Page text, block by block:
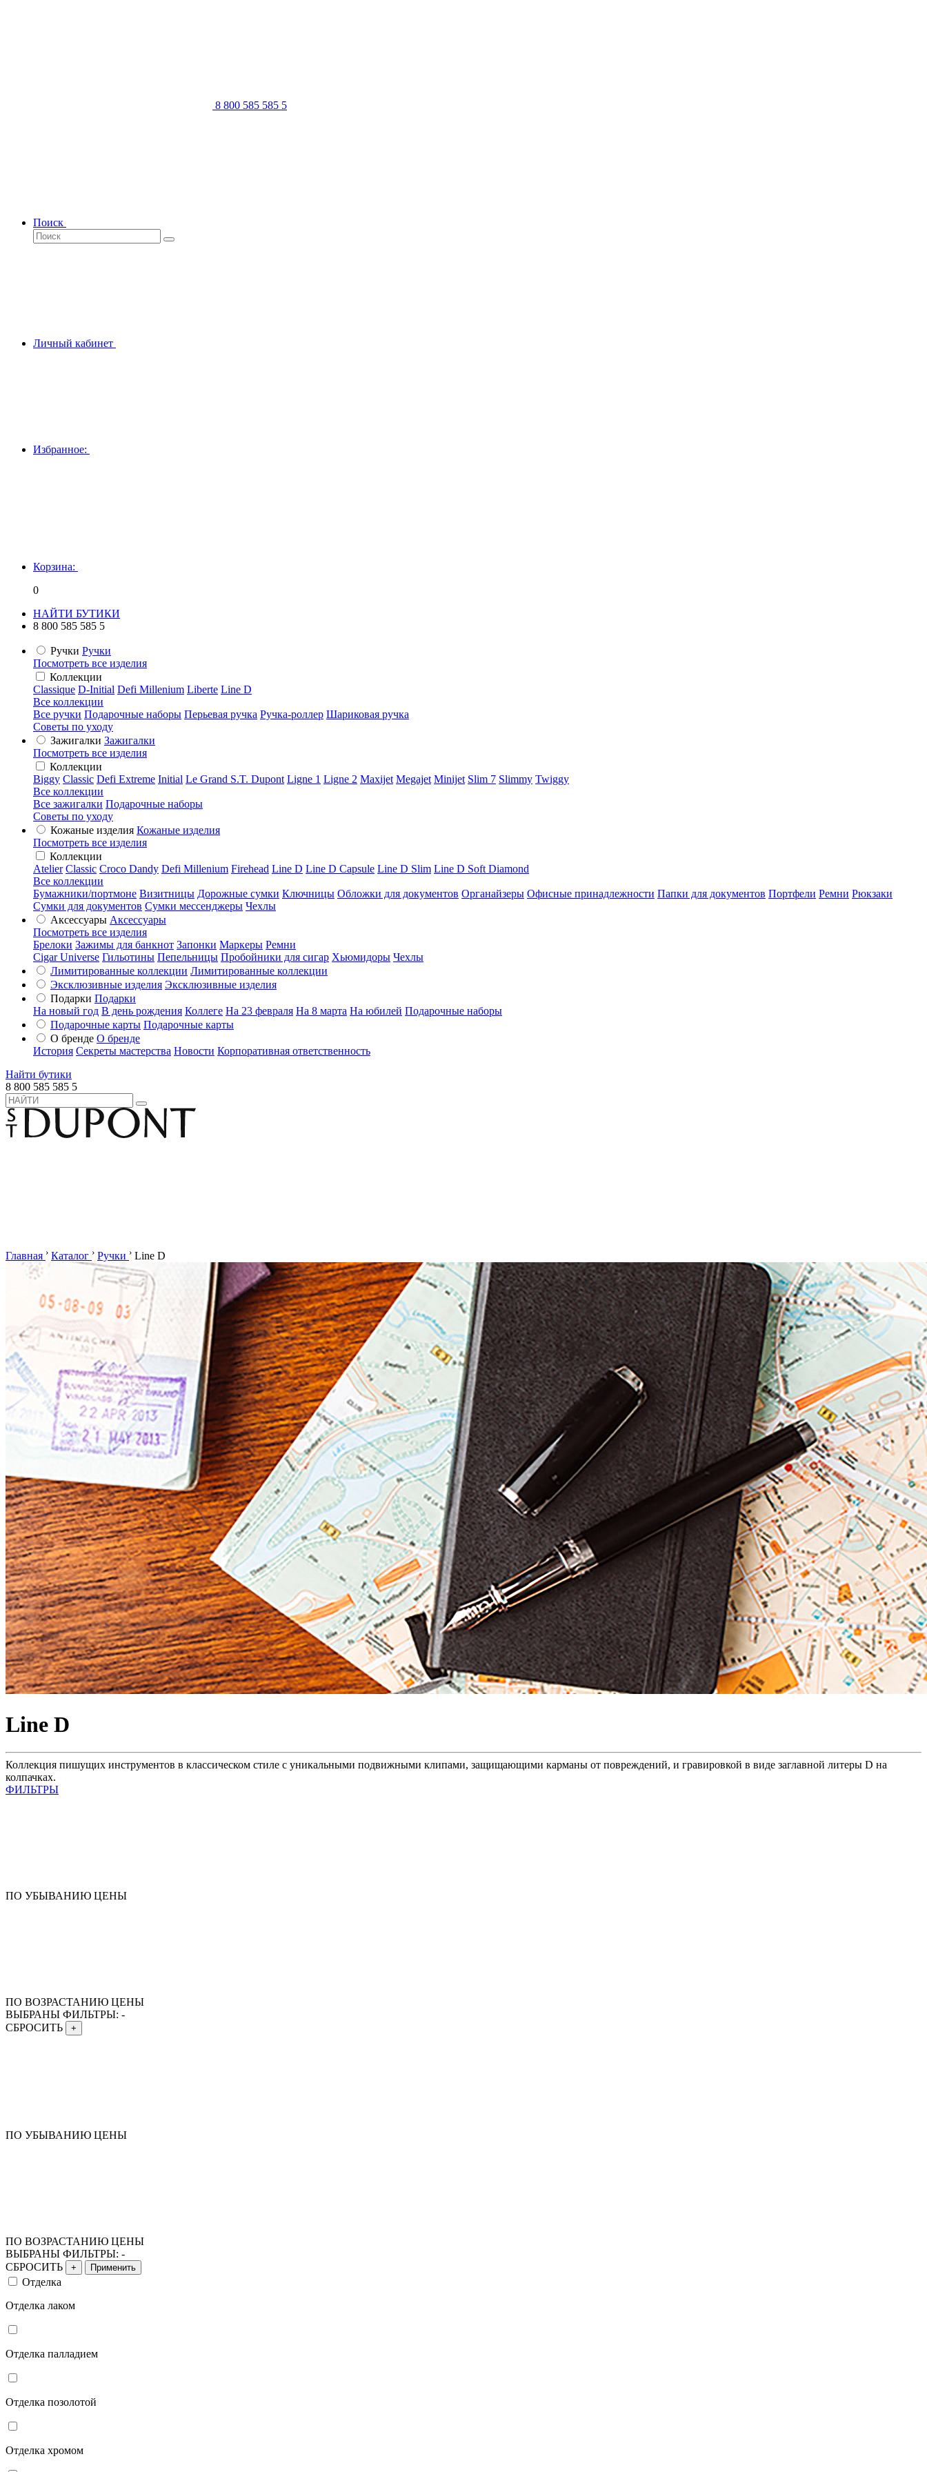
8 800 585 585 5
Поиск
Личный кабинет
Избранное:
Корзина:
0
НАЙТИ БУТИКИ
8 800 585 585 5
Ручки Ручки
Посмотреть все изделия
Коллекции
Classique D-Initial Defi Millenium Liberte Line D
Все коллекции
Все ручки Подарочные наборы Перьевая ручка Ручка-роллер Шариковая ручка
Советы по уходу
Зажигалки Зажигалки
Посмотреть все изделия
Коллекции
Biggy Classic Defi Extreme Initial Le Grand S.T. Dupont Ligne 1 Ligne 2 Maxijet Megajet Minijet Slim 7 Slimmy Twiggy
Все коллекции
Все зажигалки Подарочные наборы
Советы по уходу
Кожаные изделия Кожаные изделия
Посмотреть все изделия
Коллекции
Atelier Classic Croco Dandy Defi Millenium Firehead Line D Line D Capsule Line D Slim Line D Soft Diamond
Все коллекции
Бумажники/портмоне Визитницы Дорожные сумки Ключницы Обложки для документов Органайзеры Офисные принадлежности Папки для документов Портфели Ремни Рюкзаки
Сумки для документов Сумки мессенджеры Чехлы
Аксессуары Аксессуары
Посмотреть все изделия
Брелоки Зажимы для банкнот Запонки Маркеры Ремни
Cigar Universe Гильотины Пепельницы Пробойники для сигар Хьюмидоры Чехлы
Лимитированные коллекции Лимитированные коллекции
Эксклюзивные изделия Эксклюзивные изделия
Подарки Подарки
На новый год В день рождения Коллеге На 23 февраля На 8 марта На юбилей Подарочные наборы
Подарочные карты Подарочные карты
О бренде О бренде
История Секреты мастерства Новости Корпоративная ответственность
Найти бутики
8 800 585 585 5
Главная › Каталог › Ручки › Line D
Line D
Коллекция пишущих инструментов в классическом стиле с уникальными подвижными клипами, защищающими карманы от повреждений, и гравировкой в виде заглавной литеры D на
колпачках.
ФИЛЬТРЫ
ПО УБЫВАНИЮ ЦЕНЫ
ПО ВОЗРАСТАНИЮ ЦЕНЫ
ВЫБРАНЫ ФИЛЬТРЫ: -
СБРОСИТЬ
+
ПО УБЫВАНИЮ ЦЕНЫ
ПО ВОЗРАСТАНИЮ ЦЕНЫ
ВЫБРАНЫ ФИЛЬТРЫ: -
СБРОСИТЬ
+ Применить
Отделка
Отделка лаком
Отделка палладием
Отделка позолотой
Отделка хромом